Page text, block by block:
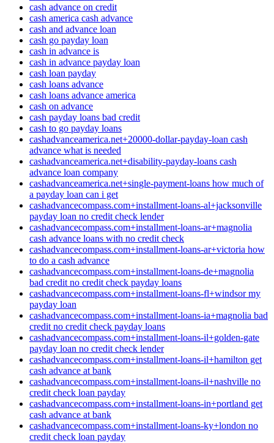
cash advance on credit
cash america cash advance
cash and advance loan
cash go payday loan
cash in advance is
cash in advance payday loan
cash loan payday
cash loans advance
cash loans advance america
cash on advance
cash payday loans bad credit
cash to go payday loans
cashadvanceamerica.net+20000-dollar-payday-loan cash
advance what is needed
cashadvanceamerica.net+disability-payday-loans cash
advance loan company
cashadvanceamerica.net+single-payment-loans how much of
a payday loan can i get
cashadvancecompass.com+installment-loans-al+jacksonville
payday loan no credit check lender
cashadvancecompass.com+installment-loans-ar+magnolia
cash advance loans with no credit check
cashadvancecompass.com+installment-loans-ar+victoria how
to do a cash advance
cashadvancecompass.com+installment-loans-de+magnolia
bad credit no credit check payday loans
cashadvancecompass.com+installment-loans-fl+windsor my
payday loan
cashadvancecompass.com+installment-loans-ia+magnolia bad
credit no credit check payday loans
cashadvancecompass.com+installment-loans-il+golden-gate
payday loan no credit check lender
cashadvancecompass.com+installment-loans-il+hamilton get
cash advance at bank
cashadvancecompass.com+installment-loans-il+nashville no
credit check loan payday
cashadvancecompass.com+installment-loans-in+portland get
cash advance at bank
cashadvancecompass.com+installment-loans-ky+london no
credit check loan payday